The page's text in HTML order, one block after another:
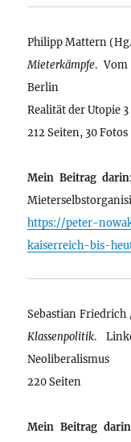
Philipp Mattern
Mieterkämpfe. Vom
Berlin
Realität der Utopie 3
212 Seiten, 30 Fotos
Mein Beitrag
https://peter-
kaiserreich-bis-
Sebastian
Klassenpolitik.
Neoliberalismus
220 Seiten
Mein Beitrag